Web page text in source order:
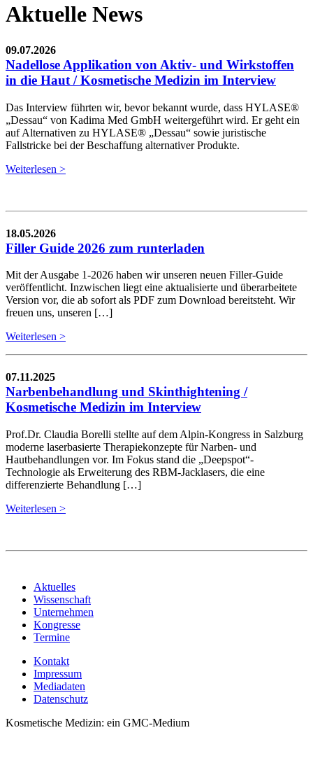
Aktuelle News
09.07.2026
Nadellose Applikation von Aktiv- und Wirkstoffen
in die Haut / Kosmetische Medizin im Interview
Das Interview führten wir, bevor bekannt wurde, dass HYLASE®
„Dessau“ von Kadima Med GmbH weitergeführt wird. Er geht ein
auf Alternativen zu HYLASE® „Dessau“ sowie juristische
Fallstricke bei der Beschaffung alternativer Produkte.
Weiterlesen >
18.05.2026
Filler Guide 2026 zum runterladen
Mit der Ausgabe 1-2026 haben wir unseren neuen Filler-Guide
veröffentlicht. Inzwischen liegt eine aktualisierte und überarbeitete
Version vor, die ab sofort als PDF zum Download bereitsteht. Wir
freuen uns, unseren […]
Weiterlesen >
07.11.2025
Narbenbehandlung und Skinthightening /
Kosmetische Medizin im Interview
Prof.Dr. Claudia Borelli stellte auf dem Alpin-Kongress in Salzburg
moderne laserbasierte Therapiekonzepte für Narben- und
Hautbehandlungen vor. Im Fokus stand die „Deepspot“-
Technologie als Erweiterung des RBM-Jacklasers, die eine
differenzierte Behandlung […]
Weiterlesen >
Aktuelles
Wissenschaft
Unternehmen
Kongresse
Termine
Kontakt
Impressum
Mediadaten
Datenschutz
Kosmetische Medizin: ein GMC-Medium